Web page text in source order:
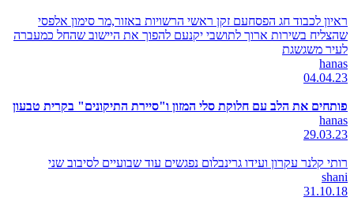
ראיון לכבוד חג הפסחעם זקן ראשי הרשויות באזור,מר סימון אלפסי
שהצליח בשירות ארוך לתושבי יקנעם להפוך את היישוב שהחל כמעברה
לעיר משגשגת
hanas
04.04.23
פותחים את הלב עם חלוקת סלי המזון ו"סיירת התיקונים" בקרית טבעון
hanas
29.03.23
רותי קלנר עקרון ועידו גרינבלום נפגשים עוד שבועיים לסיבוב שני
shani
31.10.18